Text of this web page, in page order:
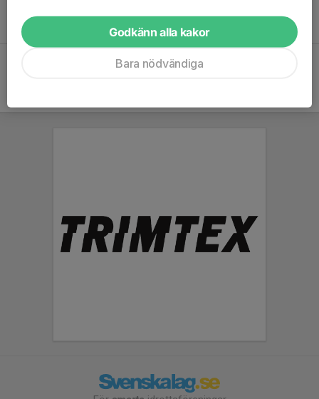
Klubbkläder
28 apr, 21:37 0
Godkänn alla kakor
Bara nödvändiga